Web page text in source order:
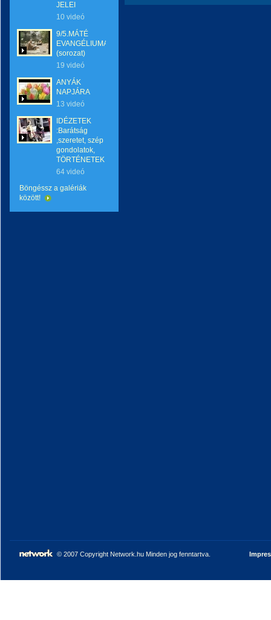
JELEI
10 videó
9/5.MÁTÉ
EVANGÉLIUMA.
(sorozat)
19 videó
ANYÁK
NAPJÁRA
13 videó
IDÉZETEK
:Barátság
,szeretet, szép
gondolatok,
TÖRTÉNETEK
64 videó
Böngéssz a galériák
között!
© 2007 Copyright Network.hu Minden jog fenntartva.